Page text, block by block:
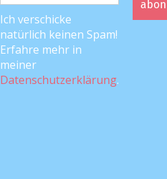
Ich verschicke
natürlich keinen Spam!
Erfahre mehr in
meiner
Datenschutzerklärung.